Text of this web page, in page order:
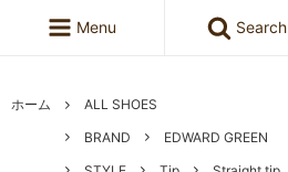
Menu Search
ホーム
ALL SHOES
BRAND
EDWARD GREEN